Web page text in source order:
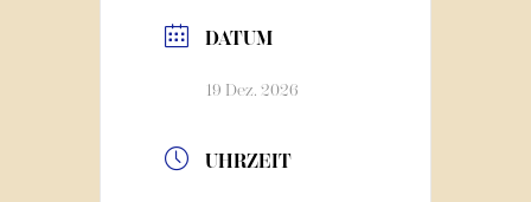
DATUM
19 Dez. 2026
UHRZEIT